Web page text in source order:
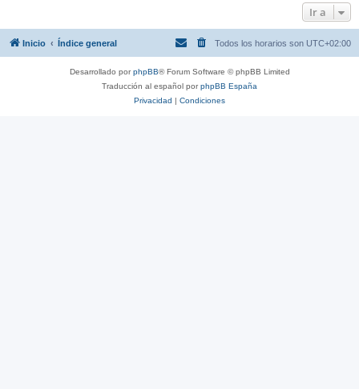
Ir a
Inicio Índice general Todos los horarios son UTC+02:00
Desarrollado porphpBB® Forum Software © phpBB Limited
Traducción al español porphpBB España
Privacidad | Condiciones